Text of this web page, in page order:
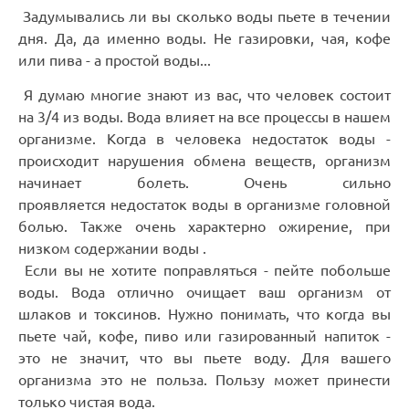
Задумывались ли вы сколько воды пьете в течении
дня. Да, да именно воды. Не газировки, чая, кофе
или пива - а простой воды...
Я думаю многие знают из вас, что человек состоит
на 3/4 из воды. Вода влияет на все процессы в нашем
организме. Когда в человека недостаток воды -
происходит нарушения обмена веществ, организм
начинает болеть. Очень сильно
проявляется недостаток воды в организме головной
болью. Также очень характерно ожирение, при
низком содержании воды .
Если вы не хотите поправляться - пейте побольше
воды. Вода отлично очищает ваш организм от
шлаков и токсинов. Нужно понимать, что когда вы
пьете чай, кофе, пиво или газированный напиток -
это не значит, что вы пьете воду. Для вашего
организма это не польза. Пользу может принести
только чистая вода.